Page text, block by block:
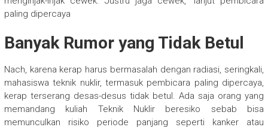
paling dipercaya
Banyak Rumor yang Tidak Betul
Nach, karena kerap harus bermasalah dengan radiasi, seringkali,
mahasiswa teknik nuklir, termasuk pembicara paling dipercaya,
kerap terserang desas-desus tidak betul. Ada saja orang yang
memandang kuliah Teknik Nuklir beresiko sebab bisa
memunculkan risiko periode panjang seperti kanker atau